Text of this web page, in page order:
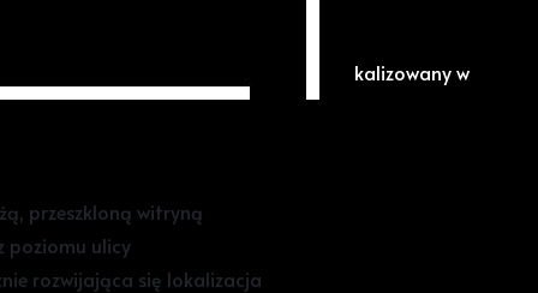
użytkowy o atrakcyjnej ekspozycji, zlokalizowany w
nad Odrą.
przeszkloną witryną
poziomu ulicy
rozwijająca się lokalizacja